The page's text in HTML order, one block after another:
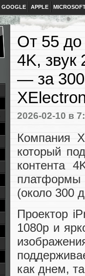
GOOGLE APPLE
От 55
4K, звук
— за 300
2026-02-10 в
Компания
который
контента
(около 300
Проектор
1080p и
как днем,